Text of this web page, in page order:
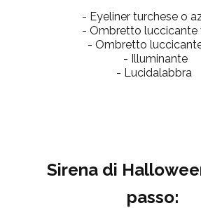
- Eyeliner turchese o
- Ombretto luccicante
- Ombretto
- Illuminante
- Lucidalabbra
Sirena di
passo: